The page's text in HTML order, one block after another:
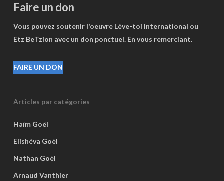
Faire un don
Vous pouvez soutenir l'oeuvre Lève-toi International ou
Etz BeTzion avec un don ponctuel. En vous remerciant.
FAIRE UN DON
Articles par catégories
Haïm Goël
Elishéva Goël
Nathan Goël
Arnaud Vanthier